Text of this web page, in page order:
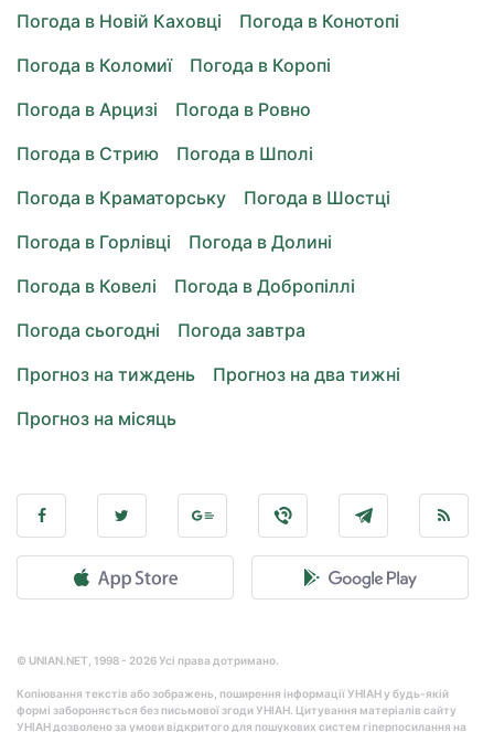
Погода в Новій Каховці
Погода в Конотопі
Погода в Коломиї
Погода в Коропі
Погода в Арцизі
Погода в Ровно
Погода в Стрию
Погода в Шполі
Погода в Краматорську
Погода в Шостці
Погода в Горлівці
Погода в Долині
Погода в Ковелі
Погода в Добропіллі
Погода сьогодні
Погода завтра
Прогноз на тиждень
Прогноз на два тижні
Прогноз на місяць
© UNIAN.NET, 1998 - 2026 Усі права дотримано.
Копіювання текстів або зображень, поширення інформації УНІАН у будь-якій
формі забороняється без письмової згоди УНІАН. Цитування матеріалів сайту
УНІАН дозволено за умови відкритого для пошукових систем гіперпосилання на